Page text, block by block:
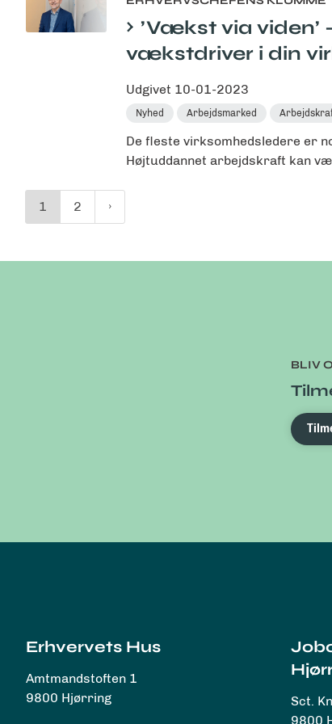
’Vækst via
vækstdriver i din
Udgivet 10-01-2023
Nyhed Arbejdsmarked
De fleste virksomhedsledere er
Højtuddannet arbejdskraft kan
1 2
BLIV
Erhvervets Hus
Amtmandstoften 1
9800 Hjørring
Sct.
9800